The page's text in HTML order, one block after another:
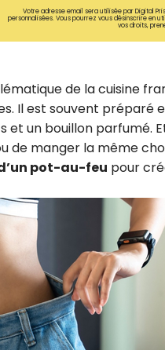
Votre adresse email sera utilisée par Digital
personnalisées. Vous pourrez vous désinscrire en
vos droits,
de la cuisine
Il est souvent préparé
et un bouillon parfumé.
de manger la même
pot-au-feu pour